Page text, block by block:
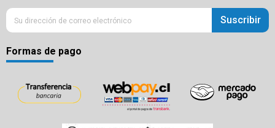
Suscribir
Formas de pago